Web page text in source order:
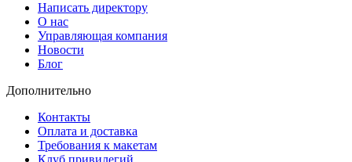
Написать директору
О нас
Управляющая компания
Новости
Блог
Дополнительно
Контакты
Оплата и доставка
Требования к макетам